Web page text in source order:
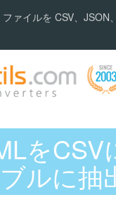
ァイルを CSV、JSON
を
ルに抽